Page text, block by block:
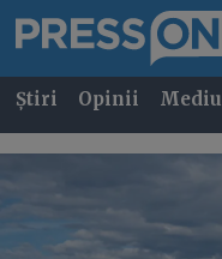
Știri Opinii Mediu